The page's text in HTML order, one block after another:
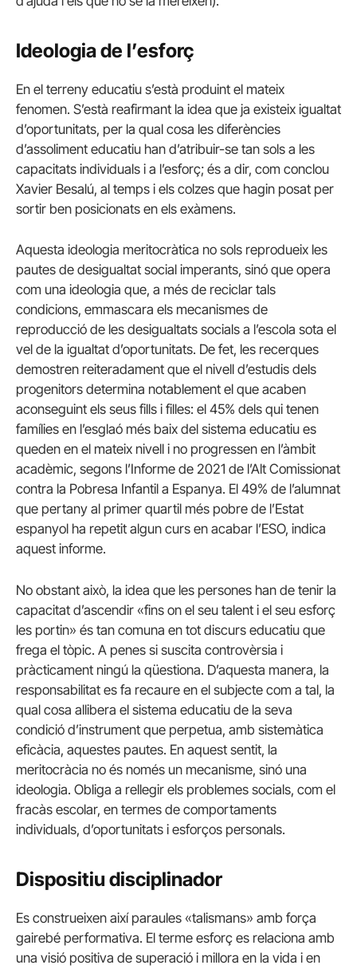
Ideologia de l’esforç
En el terreny educatiu s’està produint el mateix
fenomen. S’està reafirmant la idea que ja existeix igualtat
d’oportunitats, per la qual cosa les diferències
d’assoliment educatiu han d’atribuir-se tan sols a les
capacitats individuals i a l’esforç; és a dir, com conclou
Xavier Besalú, al temps i els colzes que hagin posat per
sortir ben posicionats en els exàmens.
Aquesta ideologia meritocràtica no sols reprodueix les
pautes de desigualtat social imperants, sinó que opera
com una ideologia que, a més de reciclar tals
condicions, emmascara els mecanismes de
reproducció de les desigualtats socials a l’escola sota el
vel de la igualtat d’oportunitats. De fet, les recerques
demostren reiteradament que el nivell d’estudis dels
progenitors determina notablement el que acaben
aconseguint els seus fills i filles: el 45% dels qui tenen
famílies en l’esglaó més baix del sistema educatiu es
queden en el mateix nivell i no progressen en l’àmbit
acadèmic, segons l’Informe de 2021 de l’Alt Comissionat
contra la Pobresa Infantil a Espanya. El 49% de l’alumnat
que pertany al primer quartil més pobre de l’Estat
espanyol ha repetit algun curs en acabar l’ESO, indica
aquest informe.
No obstant això, la idea que les persones han de tenir la
capacitat d’ascendir «fins on el seu talent i el seu esforç
les portin» és tan comuna en tot discurs educatiu que
frega el tòpic. A penes si suscita controvèrsia i
pràcticament ningú la qüestiona. D’aquesta manera, la
responsabilitat es fa recaure en el subjecte com a tal, la
qual cosa allibera el sistema educatiu de la seva
condició d’instrument que perpetua, amb sistemàtica
eficàcia, aquestes pautes. En aquest sentit, la
meritocràcia no és només un mecanisme, sinó una
ideologia. Obliga a rellegir els problemes socials, com el
fracàs escolar, en termes de comportaments
individuals, d’oportunitats i esforços personals.
Dispositiu disciplinador
Es construeixen així paraules «talismans» amb força
gairebé performativa. El terme esforç es relaciona amb
una visió positiva de superació i millora en la vida i en